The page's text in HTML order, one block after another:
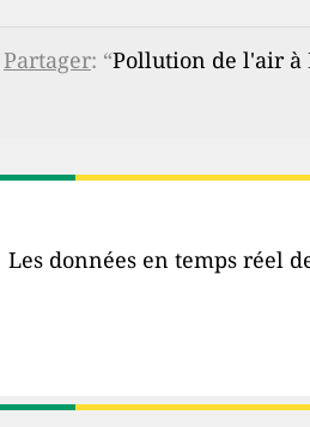
Partager: “Pollution de l'air à
Les données en temps réel